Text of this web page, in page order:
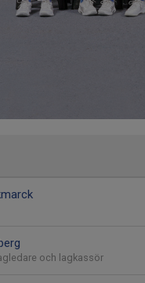
och lagkassör